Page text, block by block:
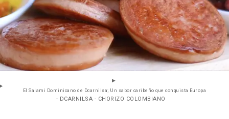
El Salami Dominicano de Dcarnilsa; Un sabor caribeño que conquista Europa
- DCARNILSA - CHORIZO COLOMBIANO